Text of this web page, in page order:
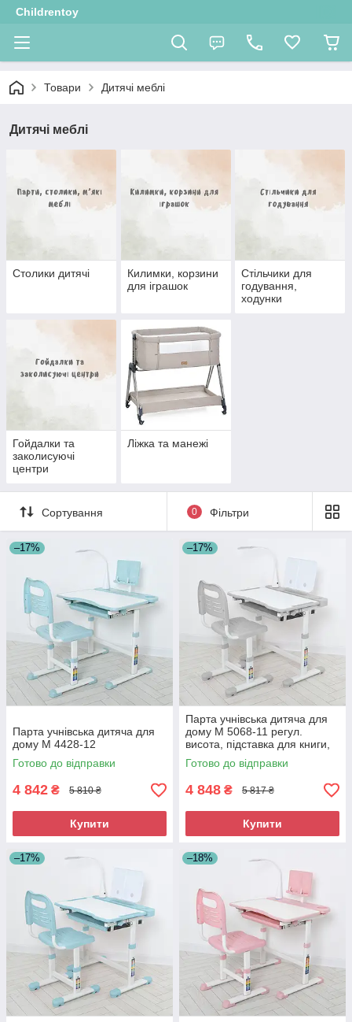
Childrentoy
Товари Дитячі меблі
Дитячі меблі
Столики дитячі
Килимки, корзини
для іграшок
Стільчики для
годування,
ходунки
Гойдалки та
заколисуючі
центри
Ліжка та манежі
Сортування 0 Фільтри
–17%
Парта учнівська дитяча для
дому M 4428-12
Готово до відправки
4 842 ₴ 5 810 ₴
Купити
–17%
Парта учнівська дитяча для
дому M 5068-11 регул.
висота, підставка для книги,
лампа, сірий
Готово до відправки
4 848 ₴ 5 817 ₴
Купити
–17% –18%